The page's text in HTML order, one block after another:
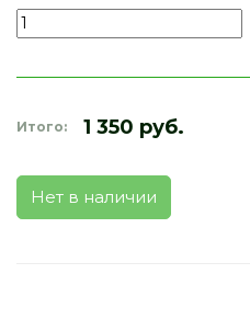
Итого: 1 350 руб.
Нет в наличии